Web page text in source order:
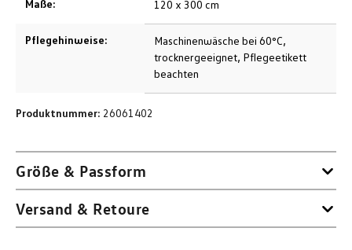
Maße: 120 x 300 cm
Pflegehinweise:
Maschinenwäsche bei 60°C,
trocknergeeignet, Pflegeetikett
beachten
Produktnummer: 26061402
Größe & Passform
Versand & Retoure